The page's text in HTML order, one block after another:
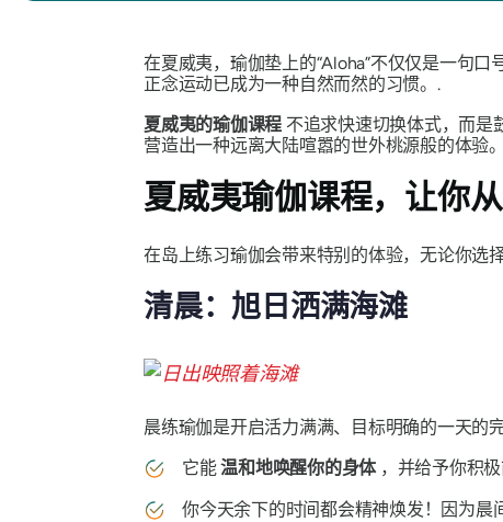
在夏威夷，瑜伽垫上的“Aloha”不仅仅是一句
正念运动已成为一种自然而然的习惯。.
夏威夷的瑜伽课程 不追求快速切换体式，而是
营造出一种远离大陆喧嚣的世外桃源般的体验。
夏威夷瑜伽课程，让你
在岛上练习瑜伽会带来特别的体验，无论你选
清晨：旭日洒满海滩
晨练瑜伽是开启活力满满、目标明确的一天的
它能温和地唤醒你的身体，并给予你积极
你今天余下的时间都会精神焕发！因为晨